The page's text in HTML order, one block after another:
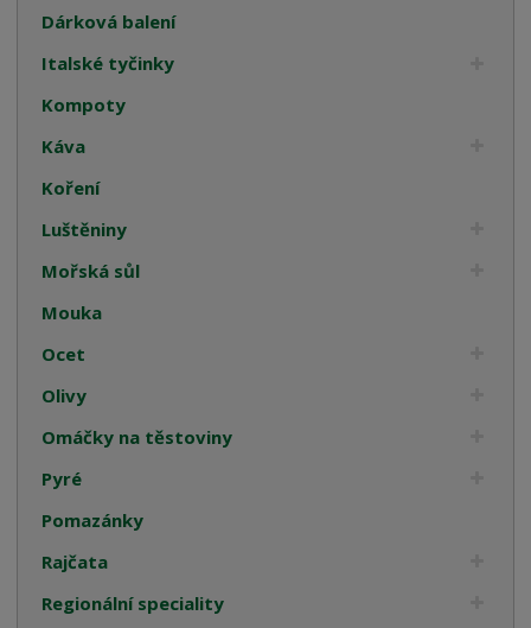
Dárková balení
Italské tyčinky
Kompoty
Káva
Koření
Luštěniny
Mořská sůl
Mouka
Ocet
Olivy
Omáčky na těstoviny
Pyré
Pomazánky
Rajčata
Regionální speciality